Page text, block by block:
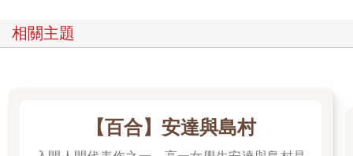
相關主題
【百合】安達與島村